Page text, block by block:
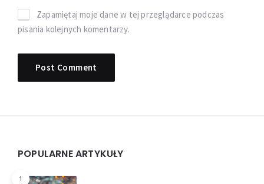
Zapamiętaj moje dane w tej przeglądarce podczas
pisania kolejnych komentarzy.
Widgets
POPULARNE ARTYKUŁY
1